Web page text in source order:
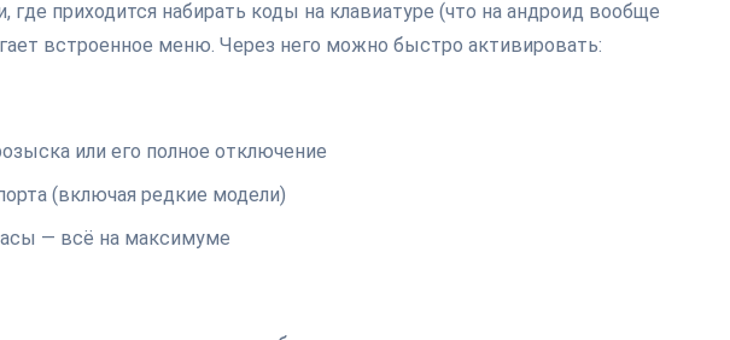
где приходится набирать коды на клавиатуре (что на андроид вообще
встроенное меню. Через него можно быстро активировать:
или его полное отключение
(включая редкие модели)
— всё на максимуме